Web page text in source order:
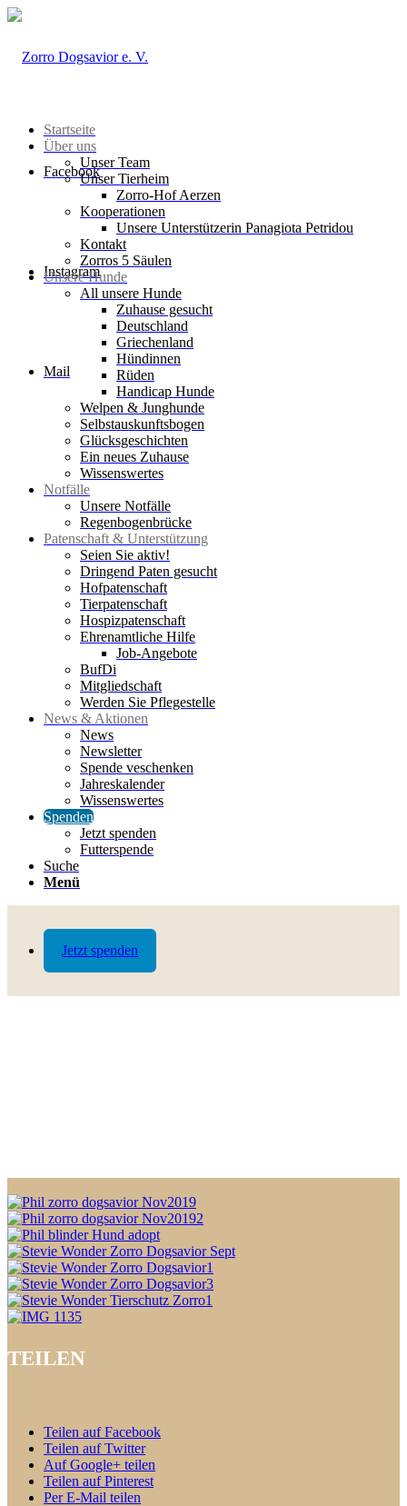
Jetzt spenden
Facebook
Instagram
Mail
Startseite
Über uns
Unser Team
Unser Tierheim
Zorro-Hof Aerzen
Kooperationen
Unsere Unterstützerin Panagiota Petridou
Kontakt
Zorros 5 Säulen
Unsere Hunde
All unsere Hunde
Zuhause gesucht
Deutschland
Griechenland
Hündinnen
Rüden
Handicap Hunde
Welpen & Junghunde
Selbstauskunftsbogen
Glücksgeschichten
Ein neues Zuhause
Wissenswertes
Notfälle
Unsere Notfälle
Regenbogenbrücke
Patenschaft & Unterstützung
Seien Sie aktiv!
Dringend Paten gesucht
Hofpatenschaft
Tierpatenschaft
Hospizpatenschaft
Ehrenamtliche Hilfe
Job-Angebote
BufDi
Mitgliedschaft
Werden Sie Pflegestelle
News & Aktionen
News
Newsletter
Spende veschenken
Jahreskalender
Wissenswertes
Spenden
Jetzt spenden
Futterspende
Suche
Menü
TEILEN
Teilen auf Facebook
Teilen auf Twitter
Auf Google+ teilen
Teilen auf Pinterest
Per E-Mail teilen